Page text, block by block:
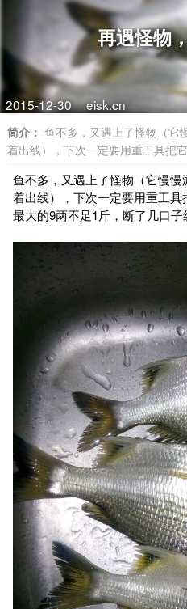
再遇怪物
2015-12-30 eisk.cn
简介： 鱼不多，又遇上了怪物（它
着出线），下次一定要用重工具把
鱼不多，又遇上了怪物（它慢
着出线），下次一定要用重工具
最大的9两不足1斤，断了几口子